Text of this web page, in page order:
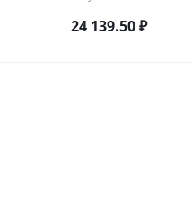
24 139.50₽